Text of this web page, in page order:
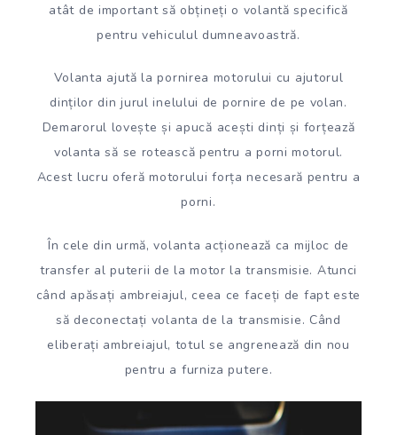
atât de important să obțineți o volantă specifică
pentru vehiculul dumneavoastră.
Volanta ajută la pornirea motorului cu ajutorul
dinților din jurul inelului de pornire de pe volan.
Demarorul lovește și apucă acești dinți și forțează
volanta să se rotească pentru a porni motorul.
Acest lucru oferă motorului forța necesară pentru a
porni.
În cele din urmă, volanta acționează ca mijloc de
transfer al puterii de la motor la transmisie. Atunci
când apăsați ambreiajul, ceea ce faceți de fapt este
să deconectați volanta de la transmisie. Când
eliberați ambreiajul, totul se angrenează din nou
pentru a furniza putere.